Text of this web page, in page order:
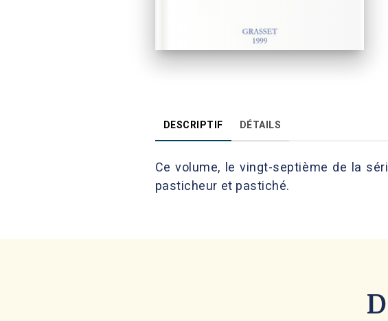
DESCRIPTIF DÉTAILS
Ce volume, le vingt-septième de la
pasticheur et pastiché.